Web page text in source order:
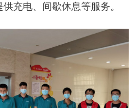
充电、间歇休息等服务。